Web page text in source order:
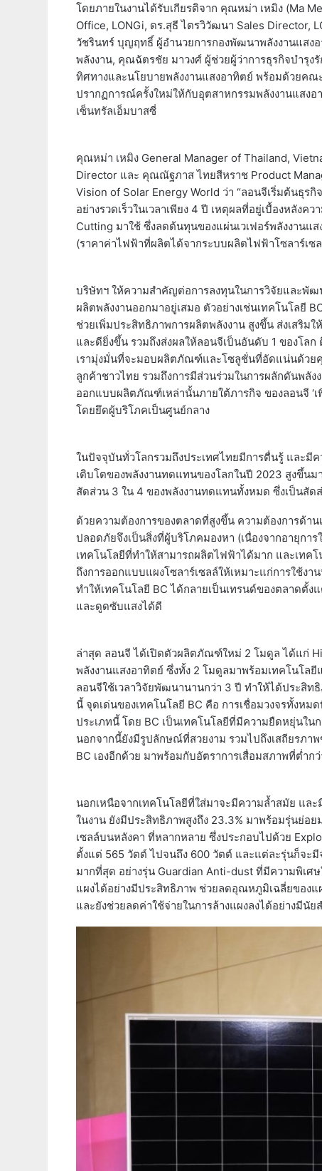
โดยภายในงานได้รับเกียรติจาก คุณหม่า เหมิง (Ma
Office, LONGi, ดร.สุธี ไตรวิวัฒนา Sales
วัชรินทร์ บุญฤทธิ์ ผู้อำนวยการกองพัฒนาพลังงานแส
พลังงาน, คุณฉัตรชัย มาวงศ์ ผู้ช่วยผู้ว่าการธุรกิจบำรุง
ทิศทางและนโยบายพลังงานแสงอาทิตย์ พร้อมด้วยคณ
ปรากฏการณ์ครั้งใหม่ให้กับอุตสาหกรรมพลังงานแสง
เซ็นทรัลเอ็มบาสซี่
คุณหม่า เหมิง General Manager of Thailand,
Director และ คุณณัฐภาส ไทยสีหราช Product
Vision of Solar Energy World ว่า “ลอนจีเริ่มต้นธุร
อย่างรวดเร็วในเวลาเพียง 4 ปี เหตุผลที่อยู่เบื้องหลัง
Cutting มาใช้ ซึ่งลดต้นทุนของแผ่นเวเฟอร์พลังงานแ
(ราคาค่าไฟฟ้าที่ผลิตได้จากระบบผลิตไฟฟ้าโซลาร์เซ
บริษัทฯ ให้ความสำคัญต่อการลงทุนในการวิจัยและพั
ผลิตพลังงานออกมาอยู่เสมอ ตัวอย่างเช่นเทคโนโลยี
ช่วยเพิ่มประสิทธิภาพการผลิตพลังงาน สูงขึ้น ส่งเสริม
และดียิ่งขึ้น รวมถึงส่งผลให้ลอนจีเป็นอันดับ 1 ของโล
เรามุ่งมั่นที่จะมอบผลิตภัณฑ์และโซลูชั่นที่อัดแน่นด้วย
ลูกค้าชาวไทย รวมถึงการมีส่วนร่วมในการผลักดันพลัง
ออกแบบผลิตภัณฑ์เหล่านั้นภายใต้ภารกิจ ของลอนจี ‘เ
โดยยึดผู้บริโภคเป็นศูนย์กลาง
ในปัจจุบันทั่วโลกรวมถึงประเทศไทยมีการตื่นรู้ และมี
เติบโตของพลังงานทดแทนของโลกในปี 2023 สูงขึ้น
สัดส่วน 3 ใน 4 ของพลังงานทดแทนทั้งหมด ซึ่งเป็นสัด
ด้วยความต้องการของตลาดที่สูงขึ้น ความต้องการด้า
ปลอดภัยจึงเป็นสิ่งที่ผู้บริโภคมองหา (เนื่องจากอายุกา
เทคโนโลยีที่ทำให้สามารถผลิตไฟฟ้าได้มาก และเท
ถึงการออกแบบแผงโซลาร์เซลล์ให้เหมาะแก่การใช้ง
ทำให้เทคโนโลยี BC ได้กลายเป็นเทรนด์ของตลาดตั้ง
และดูดซับแสงได้ดี
ล่าสุด ลอนจี ได้เปิดตัวผลิตภัณฑ์ใหม่ 2 โมดูล ได้แก่
พลังงานแสงอาทิตย์ ซึ่งทั้ง 2 โมดูลมาพร้อมเทคโนโล
ลอนจีใช้เวลาวิจัยพัฒนานานกว่า 3 ปี ทำให้ได้ประสิ
นี้ จุดเด่นของเทคโนโลยี BC คือ การเชื่อมวงจรทั้งหม
ประเภทนี้ โดย BC เป็นเทคโนโลยีที่มีความยืดหยุ่นใน
นอกจากนี้ยังมีรูปลักษณ์ที่สวยงาม รวมไปถึงเสถียรภา
BC เองอีกด้วย มาพร้อมกับอัตราการเสื่อมสภาพที่ต่ำก
นอกเหนือจากเทคโนโลยีที่ใส่มาจะมีความล้ำสมัย แล
ในงาน ยังมีประสิทธิภาพสูงถึง 23.3% มาพร้อมรุ่นย่อ
เซลล์บนหลังคา ที่หลากหลาย ซึ่งประกอบไปด้วย
ตั้งแต่ 565 วัตต์ ไปจนถึง 600 วัตต์ และแต่ละรุ่นก็จะ
มากที่สุด อย่างรุ่น Guardian Anti-dust ที่มีความพิเ
แผงได้อย่างมีประสิทธิภาพ ช่วยลดอุณหภูมิเฉลี่ยของแ
และยังช่วยลดค่าใช้จ่ายในการล้างแผงลงได้อย่างมีนัย